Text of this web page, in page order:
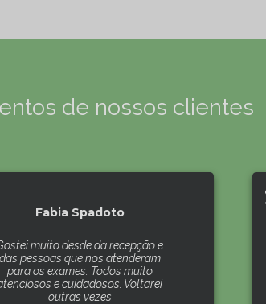
de nossos clientes
Fabia Spadoto
muito desde da recepção e
das pessoas que nos atenderam
para os exames. Todos muito
e cuidadosos. Voltarei
outras vezes